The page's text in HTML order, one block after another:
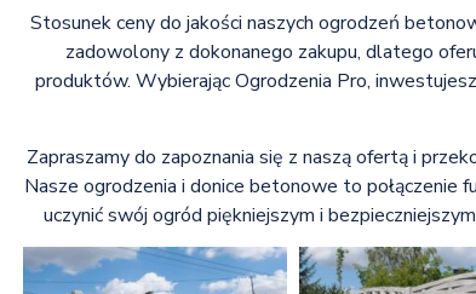
Stosunek ceny do jakości naszych ogrodzeń
zadowolony z dokonanego zakupu, dlatego
produktów. Wybierając Ogrodzenia Pro,
Zapraszamy do zapoznania się z naszą ofertą i
Nasze ogrodzenia i donice betonowe to połączenie
uczynić swój ogród piękniejszym i